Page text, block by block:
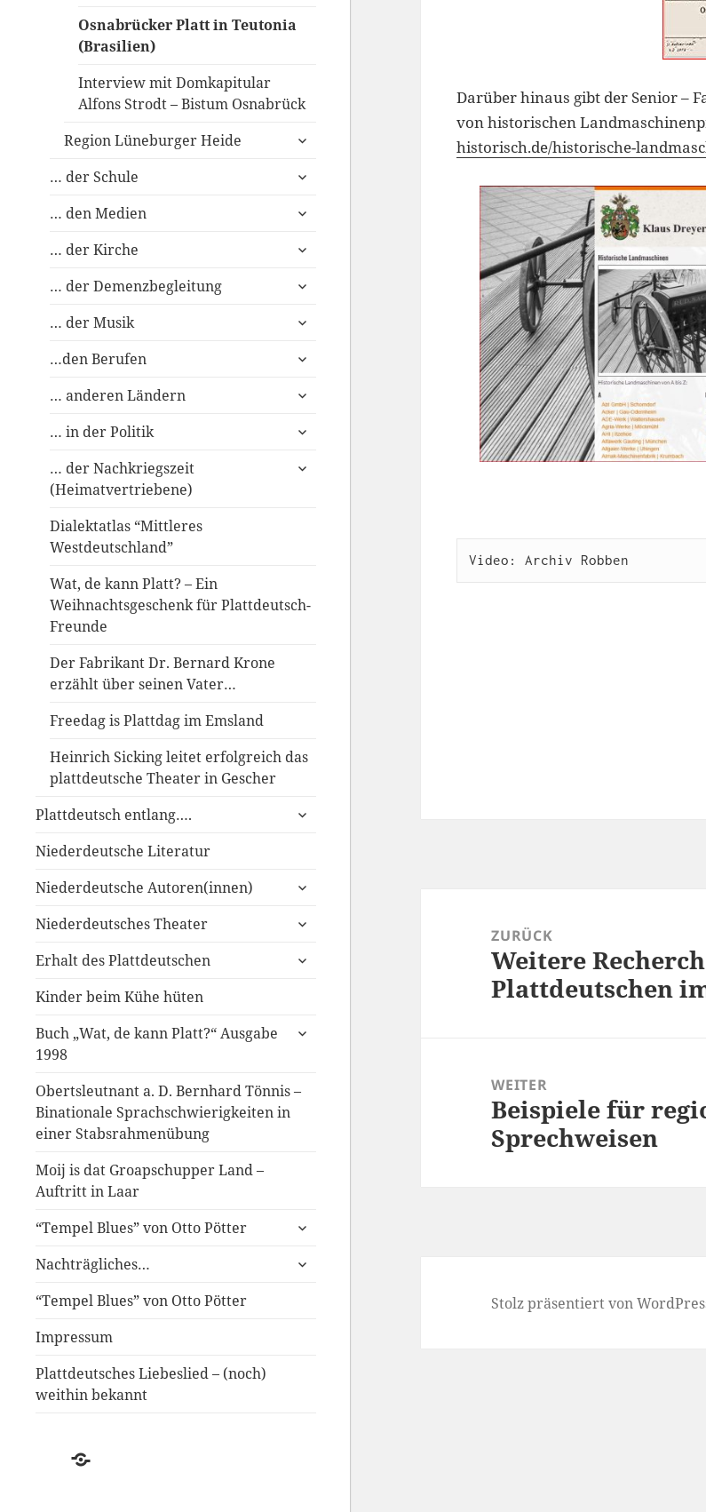
Osnabrücker Platt in Teutonia
(Brasilien)
Interview mit Domkapitular
Alfons Strodt – Bistum Osnabrück
Region Lüneburger Heide
untermenü
… der Schule
untermenü
… den Medien
untermenü
… der Kirche
untermenü
… der Demenzbegleitung
untermenü
… der Musik
untermenü
…den Berufen
untermenü
… anderen Ländern
untermenü
… in der Politik
untermenü
… der Nachkriegszeit
(Heimatvertriebene)
untermenü
Dialektatlas “Mittleres
Westdeutschland”
Wat, de kann Platt? – Ein
Weihnachtsgeschenk für Plattdeutsch-
Freunde
Der Fabrikant Dr. Bernard Krone
erzählt über seinen Vater…
Freedag is Plattdag im Emsland
Heinrich Sicking leitet erfolgreich das
plattdeutsche Theater in Gescher
Plattdeutsch entlang….
untermenü
Niederdeutsche Literatur
Niederdeutsche Autoren(innen)
untermenü
Niederdeutsches Theater
untermenü
Erhalt des Plattdeutschen
untermenü
Kinder beim Kühe hüten
Buch „Wat, de kann Platt?“ Ausgabe
1998
untermenü
Obertsleutnant a. D. Bernhard Tönnis –
Binationale Sprachschwierigkeiten in
einer Stabsrahmenübung
Moij is dat Groapschupper Land –
Auftritt in Laar
“Tempel Blues” von Otto Pötter
untermenü
Nachträgliches…
untermenü
“Tempel Blues” von Otto Pötter
Impressum
Plattdeutsches Liebeslied – (noch)
weithin bekannt
Der
Darüber hinaus gibt der Senior –
von historischen
historisch.de/historische-
Video: Archiv Robben
ZURÜCK
Vorheriger
Beitrag:
Weitere
Plattdeutschen
WEITER
Nächster
Beitrag:
Beispiele für
Sprechweisen
Stolz präsentiert von